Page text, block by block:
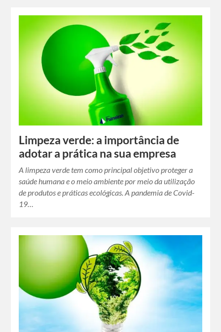
Limpeza verde: a importância de
adotar a prática na sua empresa
A limpeza verde tem como principal objetivo proteger a
saúde humana e o meio ambiente por meio da utilização
de produtos e práticas ecológicas. A pandemia de Covid-
19…